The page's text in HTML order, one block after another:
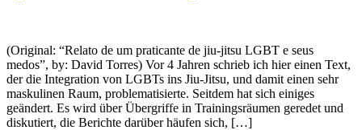
(Original: “Relato de um praticante de jiu-jitsu LGBT e seus
medos”, by: David Torres) Vor 4 Jahren schrieb ich hier einen Text,
der die Integration von LGBTs ins Jiu-Jitsu, und damit einen sehr
maskulinen Raum, problematisierte. Seitdem hat sich einiges
geändert. Es wird über Übergriffe in Trainingsräumen geredet und
diskutiert, die Berichte darüber häufen sich, […]